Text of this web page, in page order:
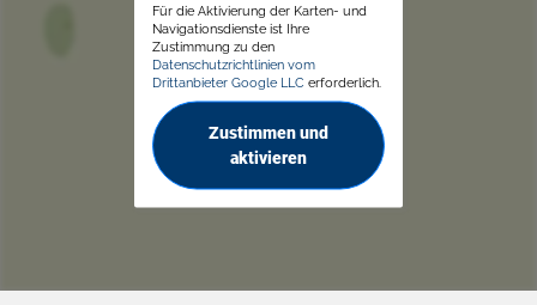
Für die Aktivierung der Karten- und
Navigationsdienste ist Ihre
Zustimmung zu den
Datenschutzrichtlinien vom
Drittanbieter Google LLC erforderlich.
Zustimmen und
aktivieren